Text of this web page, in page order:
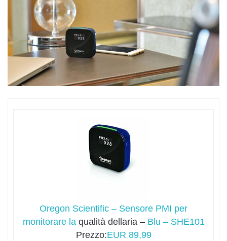
Oregon Scientific – Sensore PMI per
monitorare la qualità dellaria –Blu – SHE101
Prezzo:EUR 89,99